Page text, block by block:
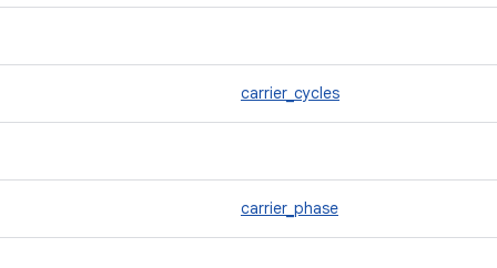
carrier_cycles
carrier_phase